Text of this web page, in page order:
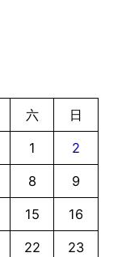
六 日
1 2
8 9
15 16
22 23